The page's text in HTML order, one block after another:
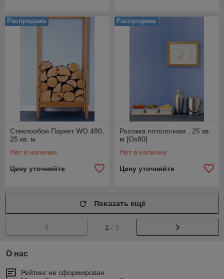
Распродажа
Стеклообои Паркет WO 480,
25 кв. м
Нет в наличии
Цену уточняйте
Распродажа
Рогожка потолочная , 25 кв.
м [Os80]
Нет в наличии
Цену уточняйте
Показать ещё
1 / 3
О нас
Рейтинг не сформирован